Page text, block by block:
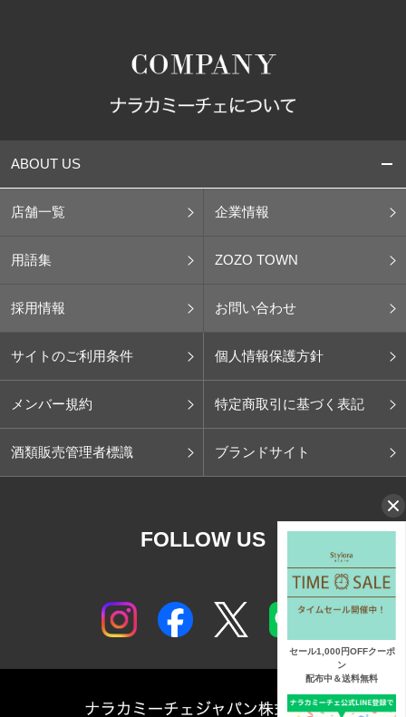
ABOUT US
店舗一覧 企業情報
用語集 ZOZO TOWN
採用情報 お問い合わせ
サイトのご利用条件 個人情報保護方針
メンバー規約 特定商取引に基づく表記
酒類販売管理者標識 ブランドサイト
FOLLOW US
セール1,000円OFFクーポ
ン
配布中＆送料無料